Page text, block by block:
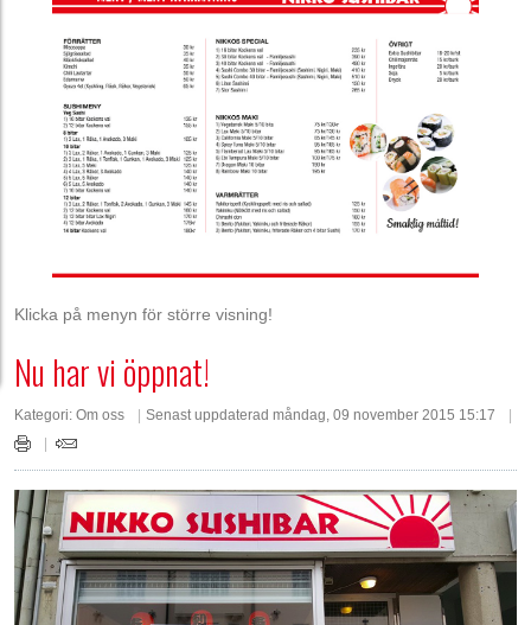
Klicka på menyn för större visning!
Nu har vi öppnat!
Kategori: Om oss Senast uppdaterad måndag, 09 november 2015 15:17